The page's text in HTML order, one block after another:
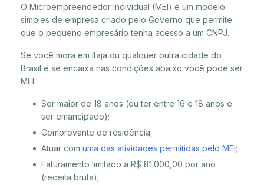
O Microempreendedor Individual (MEI) é um modelo
simples de empresa criado pelo Governo que permite
que o pequeno empresário tenha acesso a um CNPJ.
Se você mora em Itajá ou qualquer outra cidade do
Brasil e se encaixa nas condições abaixo você pode ser
MEI:
Ser maior de 18 anos (ou ter entre 16 e 18 anos e
ser emancipado);
Comprovante de residência;
Atuar com uma das atividades permitidas pelo MEI;
Faturamento limitado a R$ 81.000,00 por ano
(receita bruta);